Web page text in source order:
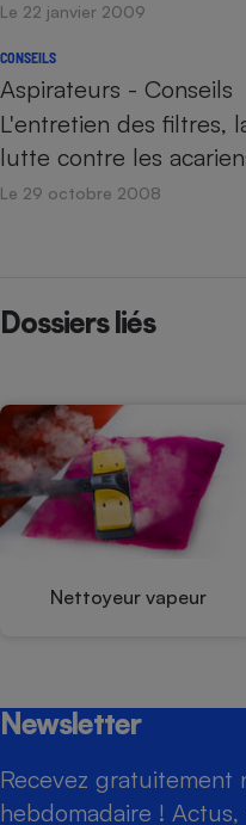
Le 22 janvier 2009
CONSEILS
Aspirateurs - Conseils
L'entretien des filtres,
lutte contre les
Le 29 octobre 2008
Dossiers liés
Nettoyeur vapeur
Newsletter
Recevez gratuitement
hebdomadaire !